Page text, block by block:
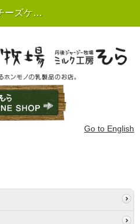
牧場のチーズケーキ（生） ２個セット
Go to English